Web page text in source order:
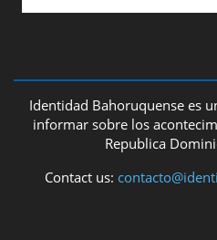
Identidad Bahoruquense es
informar sobre los
Republica
Contact us: